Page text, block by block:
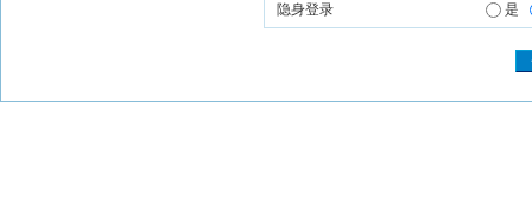
隐身登录 是